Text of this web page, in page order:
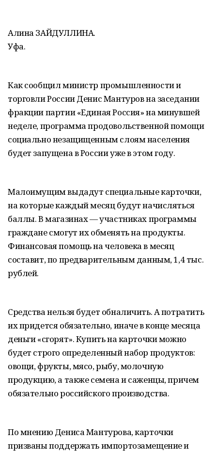
Алина ЗАЙДУЛЛИНА.
Уфа.
Как сообщил министр промышленности и
торговли России Денис Мантуров на заседании
фракции партии «Единая Россия» на минувшей
неделе, программа продовольственной помощи
социально незащищенным слоям населения
будет запущена в России уже в этом году.
Малоимущим выдадут специальные карточки,
на которые каждый месяц будут начисляться
баллы. В магазинах — участниках программы
граждане смогут их обменять на продукты.
Финансовая помощь на человека в месяц
составит, по предварительным данным, 1,4 тыс.
рублей.
Средства нельзя будет обналичить. А потратить
их придется обязательно, иначе в конце месяца
деньги «сгорят». Купить на карточки можно
будет строго определенный набор продуктов:
овощи, фрукты, мясо, рыбу, молочную
продукцию, а также семена и саженцы, причем
обязательно российского производства.
По мнению Дениса Мантурова, карточки
призваны поддержать импортозамещение и